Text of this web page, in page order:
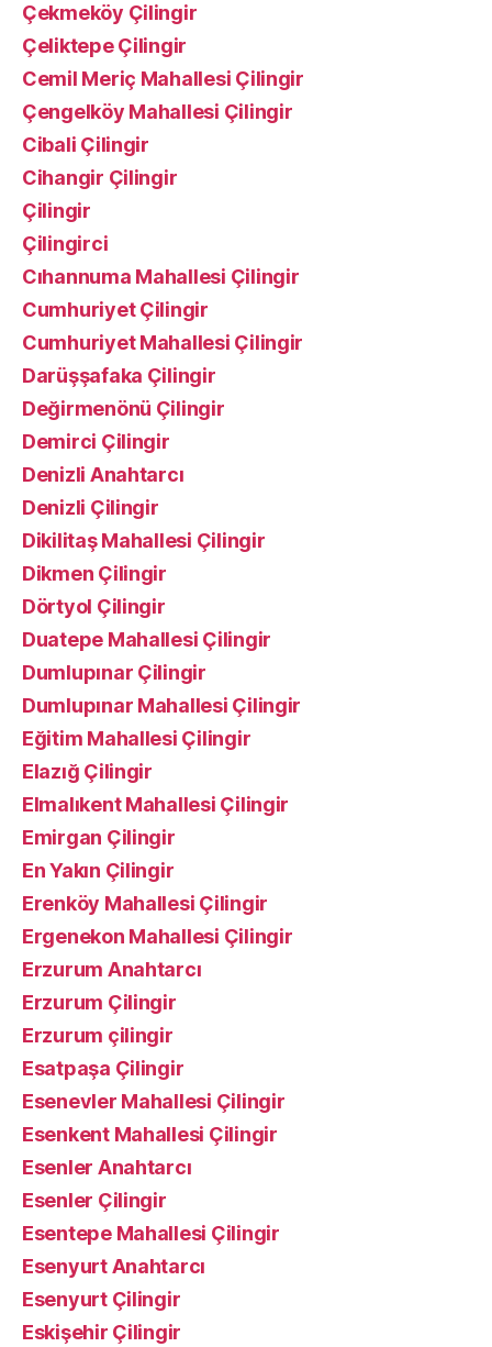
Çekmeköy Çilingir
Çeliktepe Çilingir
Cemil Meriç Mahallesi Çilingir
Çengelköy Mahallesi Çilingir
Cibali Çilingir
Cihangir Çilingir
Çilingir
Çilingirci
Cıhannuma Mahallesi Çilingir
Cumhuriyet Çilingir
Cumhuriyet Mahallesi Çilingir
Darüşşafaka Çilingir
Değirmenönü Çilingir
Demirci Çilingir
Denizli Anahtarcı
Denizli Çilingir
Dikilitaş Mahallesi Çilingir
Dikmen Çilingir
Dörtyol Çilingir
Duatepe Mahallesi Çilingir
Dumlupınar Çilingir
Dumlupınar Mahallesi Çilingir
Eğitim Mahallesi Çilingir
Elazığ Çilingir
Elmalıkent Mahallesi Çilingir
Emirgan Çilingir
En Yakın Çilingir
Erenköy Mahallesi Çilingir
Ergenekon Mahallesi Çilingir
Erzurum Anahtarcı
Erzurum Çilingir
Erzurum çilingir
Esatpaşa Çilingir
Esenevler Mahallesi Çilingir
Esenkent Mahallesi Çilingir
Esenler Anahtarcı
Esenler Çilingir
Esentepe Mahallesi Çilingir
Esenyurt Anahtarcı
Esenyurt Çilingir
Eskişehir Çilingir